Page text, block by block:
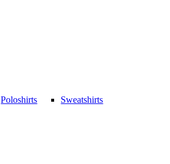
Poloshirts Sweatshirts